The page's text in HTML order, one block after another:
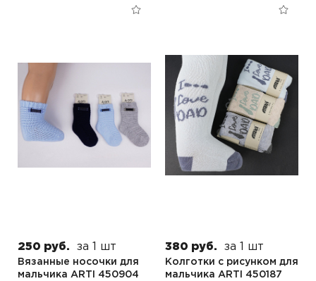
250 руб. за 1 шт
Вязанные носочки для
мальчика ARTI 450904
380 руб. за 1 шт
Колготки с рисунком для
мальчика ARTI 450187